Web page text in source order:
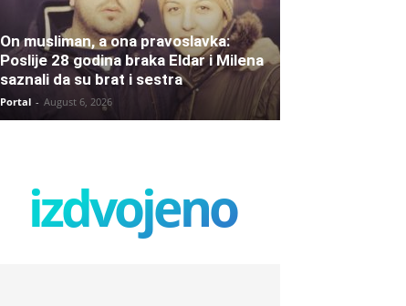
On musliman, a ona pravoslavka:
Poslije 28 godina braka Eldar i Milena
saznali da su brat i sestra
Portal - August 6, 2026
izdvojeno